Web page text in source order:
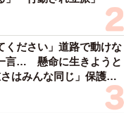
ください」道路で動けな
言… 懸命に生きようと
はみんな同じ」保護団